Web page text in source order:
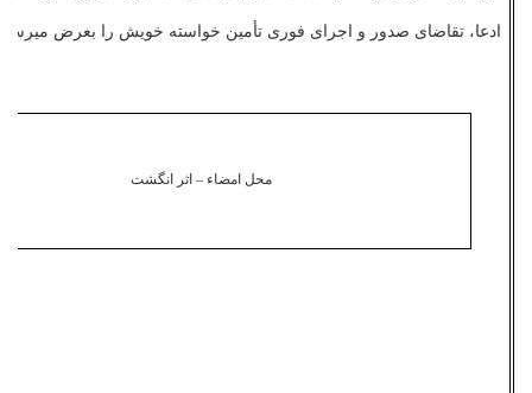
ادعا، تقاضای صدور و اجرای فوری تأمین خواسته خویش را بعرض
محل امضاء – اثر انگشت